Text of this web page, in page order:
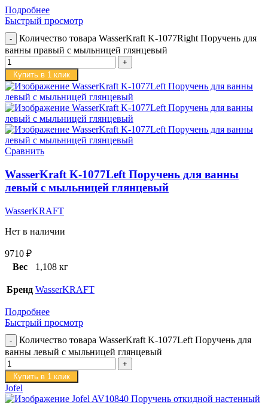
Подробнее
Быстрый просмотр
Количество товара WasserKraft K-1077Right Поручень для
ванны правый с мыльницей глянцевый
Купить в 1 клик
Сравнить
WasserKraft K-1077Left Поручень для ванны
левый с мыльницей глянцевый
WasserKRAFT
Нет в наличии
9710 ₽
Вес
1,108 кг
Бренд WasserKRAFT
Подробнее
Быстрый просмотр
Количество товара WasserKraft K-1077Left Поручень для
ванны левый с мыльницей глянцевый
Купить в 1 клик
Jofel